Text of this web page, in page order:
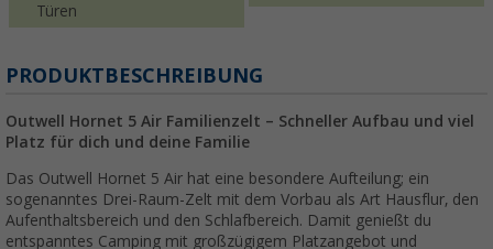
Türen
PRODUKTBESCHREIBUNG
Outwell Hornet 5 Air Familienzelt – Schneller Aufbau und viel
Platz für dich und deine Familie
Das Outwell Hornet 5 Air hat eine besondere Aufteilung; ein
sogenanntes Drei-Raum-Zelt mit dem Vorbau als Art Hausflur, den
Aufenthaltsbereich und den Schlafbereich. Damit genießt du
entspanntes Camping mit großzügigem Platzangebot und